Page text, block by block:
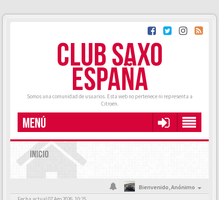
CLUB SAXO
ESPAÑA
Somos una comunidad de usuarios. Esta web no pertenece ni representa a
Citroën.
MENÚ
INICIO
Bienvenido,Anónimo